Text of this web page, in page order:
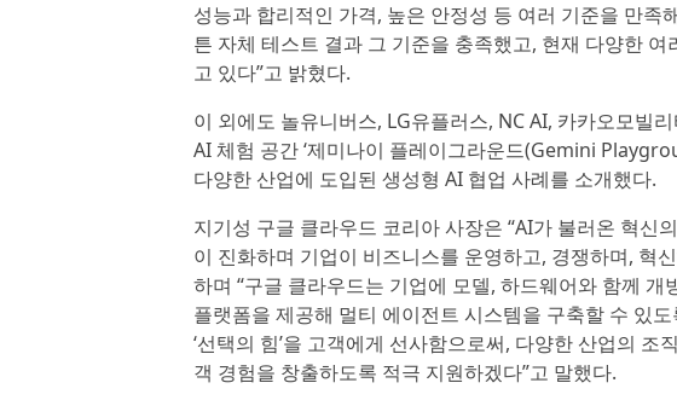
성능과 합리적인 가격, 높은 안정성 등 여러 기준을 만
튼 자체 테스트 결과 그 기준을 충족했고, 현재 다양한
고 있다”고 밝혔다.
이 외에도 놀유니버스, LG유플러스, NC AI, 카카오모빌
AI 체험 공간 ‘제미나이 플레이그라운드(Gemini
다양한 산업에 도입된 생성형 AI 협업 사례를 소개했다.
지기성 구글 클라우드 코리아 사장은 “AI가 불러온 혁신
이 진화하며 기업이 비즈니스를 운영하고, 경쟁하며, 혁
하며 “구글 클라우드는 기업에 모델, 하드웨어와 함께
플랫폼을 제공해 멀티 에이전트 시스템을 구축할 수 있
‘선택의 힘’을 고객에게 선사함으로써, 다양한 산업의
객 경험을 창출하도록 적극 지원하겠다”고 말했다.